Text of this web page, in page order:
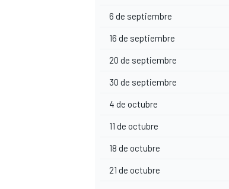
MÁS CATEGORÍAS
6 de septiembre
16 de septiembre
20 de septiembre
30 de septiembre
4 de octubre
11 de octubre
18 de octubre
21 de octubre